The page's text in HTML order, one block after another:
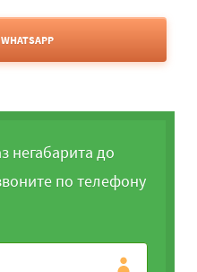
негабарита до
по телефону